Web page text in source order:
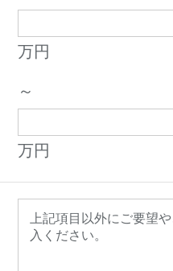
万円
～
万円